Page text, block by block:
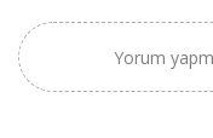
Yorum